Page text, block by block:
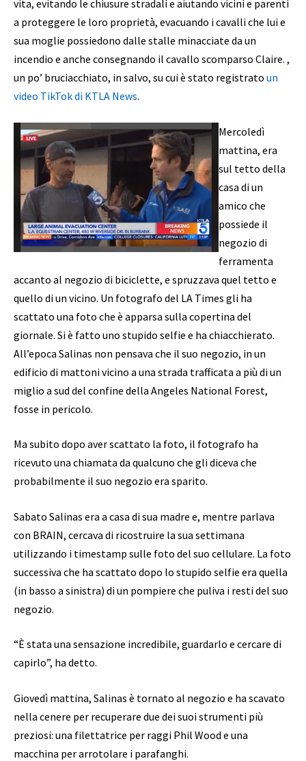
vita, evitando le chiusure stradali e aiutando vicini e parenti
a proteggere le loro proprietà, evacuando i cavalli che lui e
sua moglie possiedono dalle stalle minacciate da un
incendio e anche consegnando il cavallo scomparso Claire. ,
un po’ bruciacchiato, in salvo, su cui è stato registrato un
video TikTok di KTLA News.
Mercoledì
mattina, era
sul tetto della
casa di un
amico che
possiede il
negozio di
ferramenta
accanto al negozio di biciclette, e spruzzava quel tetto e
quello di un vicino. Un fotografo del LA Times gli ha
scattato una foto che è apparsa sulla copertina del
giornale. Si è fatto uno stupido selfie e ha chiacchierato.
All’epoca Salinas non pensava che il suo negozio, in un
edificio di mattoni vicino a una strada trafficata a più di un
miglio a sud del confine della Angeles National Forest,
fosse in pericolo.
Ma subito dopo aver scattato la foto, il fotografo ha
ricevuto una chiamata da qualcuno che gli diceva che
probabilmente il suo negozio era sparito.
Sabato Salinas era a casa di sua madre e, mentre parlava
con BRAIN, cercava di ricostruire la sua settimana
utilizzando i timestamp sulle foto del suo cellulare. La foto
successiva che ha scattato dopo lo stupido selfie era quella
(in basso a sinistra) di un pompiere che puliva i resti del suo
negozio.
“È stata una sensazione incredibile, guardarlo e cercare di
capirlo”, ha detto.
Giovedì mattina, Salinas è tornato al negozio e ha scavato
nella cenere per recuperare due dei suoi strumenti più
preziosi: una filettatrice per raggi Phil Wood e una
macchina per arrotolare i parafanghi.